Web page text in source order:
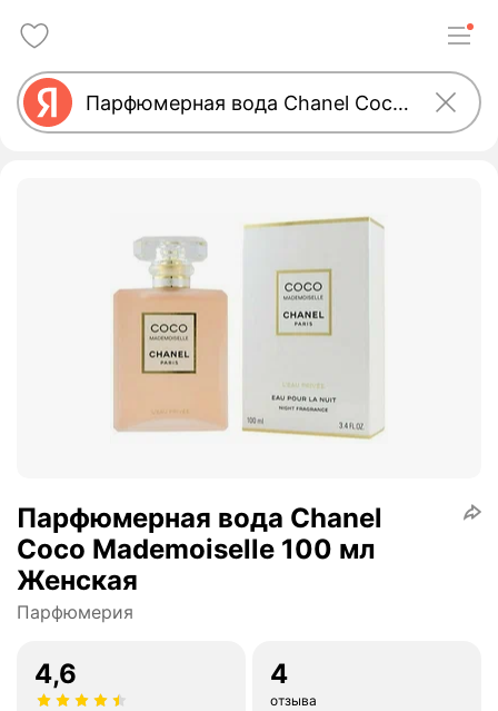
Парфюмерная вода Chanel
Coco Mademoiselle 100 мл
Женская
Парфюмерия
4,6 4
отзыва